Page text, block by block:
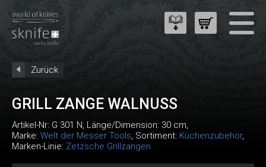
Zurück
GRILL ZANGE WALNUSS
Artikel-Nr: G 301 N, Länge/Dimension: 30 cm,
Marke: Welt der Messer Tools, Sortiment: Küchenzubehör,
Marken-Linie: Zetzsche Grillzangen